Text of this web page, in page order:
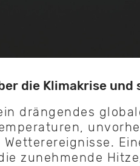
die Klimakrise und
drängendes
zunehmende